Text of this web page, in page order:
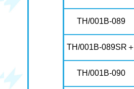
TH/001B-089
TH/001B-089SR＋
TH/001B-090